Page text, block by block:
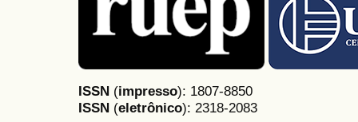
ISSN (impresso): 1807-8850
ISSN (eletrônico): 2318-2083